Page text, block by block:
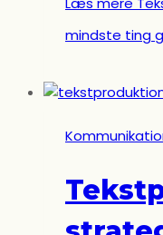
mindste ting